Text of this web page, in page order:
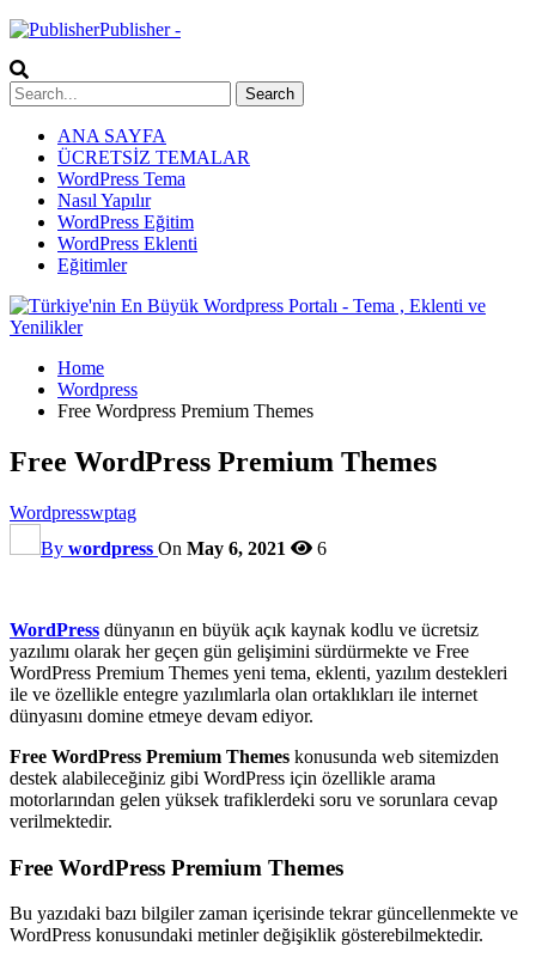
Publisher -
ANA SAYFA
ÜCRETSİZ TEMALAR
WordPress Tema
Nasıl Yapılır
WordPress Eğitim
WordPress Eklenti
Eğitimler
Home
Wordpress
Free Wordpress Premium Themes
Free WordPress Premium Themes
Wordpresswptag
By wordpress On May 6, 2021 6
WordPress dünyanın en büyük açık kaynak kodlu ve ücretsiz
yazılımı olarak her geçen gün gelişimini sürdürmekte ve Free
WordPress Premium Themes yeni tema, eklenti, yazılım destekleri
ile ve özellikle entegre yazılımlarla olan ortaklıkları ile internet
dünyasını domine etmeye devam ediyor.
Free WordPress Premium Themes konusunda web sitemizden
destek alabileceğiniz gibi WordPress için özellikle arama
motorlarından gelen yüksek trafiklerdeki soru ve sorunlara cevap
verilmektedir.
Free WordPress Premium Themes
Bu yazıdaki bazı bilgiler zaman içerisinde tekrar güncellenmekte ve
WordPress konusundaki metinler değişiklik gösterebilmektedir.